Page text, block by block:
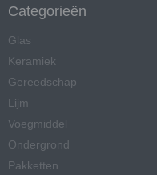
Categorieën
Glas
Keramiek
Gereedschap
Lijm
Voegmiddel
Ondergrond
Pakketten